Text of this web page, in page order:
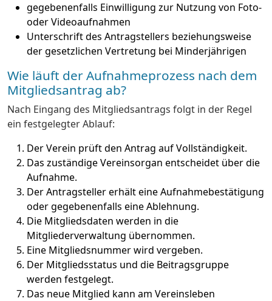
gegebenenfalls Einwilligung zur Nutzung von Foto-
oder Videoaufnahmen
Unterschrift des Antragstellers beziehungsweise
der gesetzlichen Vertretung bei Minderjährigen
Wie läuft der Aufnahmeprozess nach dem
Mitgliedsantrag ab?
Nach Eingang des Mitgliedsantrags folgt in der Regel
ein festgelegter Ablauf:
Der Verein prüft den Antrag auf Vollständigkeit.
Das zuständige Vereinsorgan entscheidet über die
Aufnahme.
Der Antragsteller erhält eine Aufnahmebestätigung
oder gegebenenfalls eine Ablehnung.
Die Mitgliedsdaten werden in die
Mitgliederverwaltung übernommen.
Eine Mitgliedsnummer wird vergeben.
Der Mitgliedsstatus und die Beitragsgruppe
werden festgelegt.
Das neue Mitglied kann am Vereinsleben